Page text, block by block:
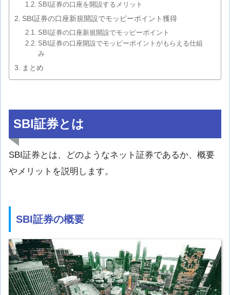
SBI証券の口座を開設するメリット
SBI証券の口座新規開設でモッピーポイント獲得
SBI証券の口座新規開設でモッピーポイント
SBI証券の口座開設でモッピーポイントがもらえる仕組
み
まとめ
SBI証券とは
SBI証券とは、どのようなネット証券であるか、概要
やメリットを説明します。
SBI証券の概要